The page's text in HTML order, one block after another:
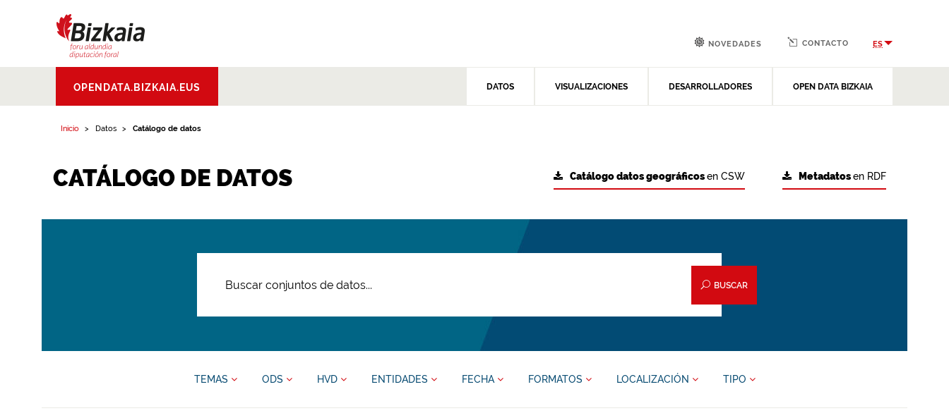
Aldundia.Diputacion
Foral de Bizkaia
OPENDATA.BIZKAIA.EUS DATOS VISUALIZACIONES DESARROLLADORES OPEN DATA BIZKAIA
NOVEDADES CONTACTO ES
Inicio Datos Catálogo de datos
CATÁLOGO DE DATOS Metadatosen RDF
Catálogo datos geográficosen CSW
BUSCAR
TEMAS ODS HVD ENTIDADES FECHA FORMATOS LOCALIZACIÓN TIPO